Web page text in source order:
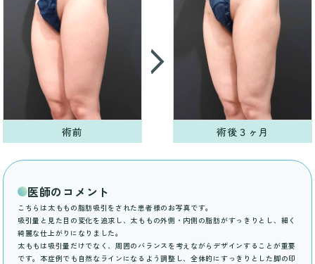
術前 術後３ヶ月
医師のコメント
こちらは太ももの脂肪吸引をされた患者様のお写真です。
吸引量と見た目の変化を追求し、太ももの外側・内側の脂肪がすっきりとし、細く
綺麗な仕上がりになりました。
太ももは吸引量だけでなく、周囲のバランスを考えながらデザインすることが重要
です。本症例でも自然なラインになるよう調整し、全体的にすっきりとした脚の印